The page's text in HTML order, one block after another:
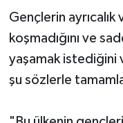
Gençlerin
koşmadığını ve
yaşamak istediğini
şu sözlerle